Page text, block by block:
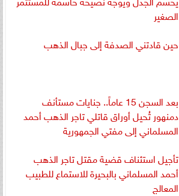
الصغير
حين قادتني الصدفة إلى جبال الذهب
بعد السجن 15 عاماً.. جنايات مستأنف
دمنهور تُحيل أوراق قاتلي تاجر الذهب أحمد
المسلماني إلى مفتي الجمهورية
تأجيل استئناف قضية مقتل تاجر الذهب
أحمد المسلماني بالبحيرة للاستماع للطبيب
المعالج